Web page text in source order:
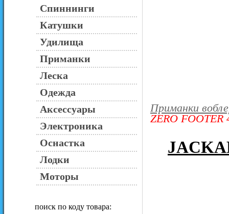
Спиннинги
Катушки
Удилища
Приманки
Леска
Одежда
Аксессуары
Электроника
Оснастка
Лодки
Моторы
поиск по коду товара:
Приманки
ZERO